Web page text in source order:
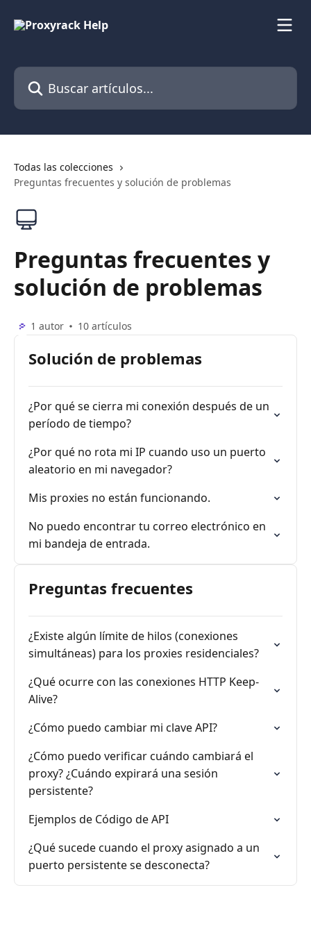
Buscar artículos...
Todas las colecciones
Preguntas frecuentes y solución de problemas
Preguntas frecuentes y
solución de problemas
1 autor 10 artículos
Solución de problemas
¿Por qué se cierra mi conexión después de un
período de tiempo?
¿Por qué no rota mi IP cuando uso un puerto
aleatorio en mi navegador?
Mis proxies no están funcionando.
No puedo encontrar tu correo electrónico en
mi bandeja de entrada.
Preguntas frecuentes
¿Existe algún límite de hilos (conexiones
simultáneas) para los proxies residenciales?
¿Qué ocurre con las conexiones HTTP Keep-
Alive?
¿Cómo puedo cambiar mi clave API?
¿Cómo puedo verificar cuándo cambiará el
proxy? ¿Cuándo expirará una sesión
persistente?
Ejemplos de Código de API
¿Qué sucede cuando el proxy asignado a un
puerto persistente se desconecta?